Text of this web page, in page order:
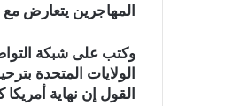
المهاجرين يتعارض
الولايات المتحدة
القول إن نهاية